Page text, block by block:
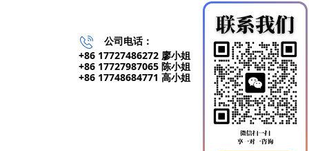
公司电话：
+86 17727486272 廖小姐
+86 17727987065 陈小姐
+86 17748684771 高小姐